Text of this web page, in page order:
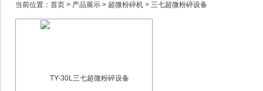
当前位置： 首页 > 产品展示 > 超微粉碎机 > 三七超微粉碎设备